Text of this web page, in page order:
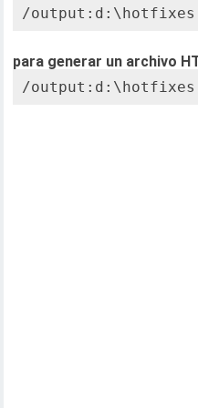
/
para generar un archivo
/